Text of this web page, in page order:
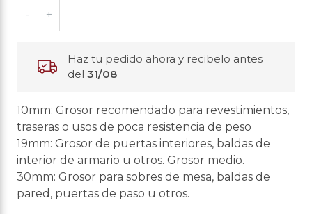
Haz tu pedido ahora y recibelo antes
del31/08
10mm: Grosor recomendado para revestimientos,
traseras o usos de poca resistencia de peso
19mm: Grosor de puertas interiores, baldas de
interior de armario u otros. Grosor medio.
30mm: Grosor para sobres de mesa, baldas de
pared, puertas de paso u otros.